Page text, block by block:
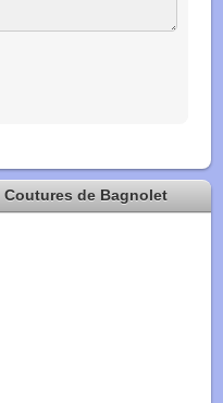
de Bagnolet